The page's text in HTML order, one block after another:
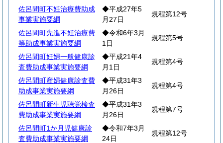
佐呂間町不妊治療費助成
事業実施要綱
◆平成27年5
月27日
規程第12号
佐呂間町先進不妊治療費
等助成事業実施要綱
◆令和6年3月
1日
規程第5号
佐呂間町妊婦一般健康診
査費助成事業実施要綱
◆平成21年4
月1日
規程第4号
佐呂間町産婦健康診査費
助成事業実施要綱
◆平成31年3
月26日
規程第4号
佐呂間町新生児聴覚検査
費助成事業実施要綱
◆平成31年3
月26日
規程第7号
佐呂間町1か月児健康診
査費助成事業実施要綱
◆令和7年3月
24日
規程第12号